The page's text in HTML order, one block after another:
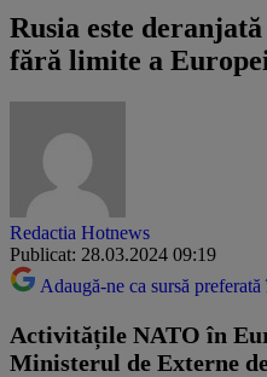
Rusia este
fără limite a
Redactia Hotnews
Publicat: 28.03.2024 09:19
Adaugă-ne ca sursă
Activitățile NATO în
Ministerul de Externe